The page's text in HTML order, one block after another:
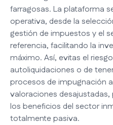
farragosas. La plataforma
operativa, desde la
gestión de impuestos y el
referencia, facilitando la
máximo. Así, evitas el
autoliquidaciones o de
procesos de impugnación
valoraciones
los beneficios del sector
totalmente pasiva.